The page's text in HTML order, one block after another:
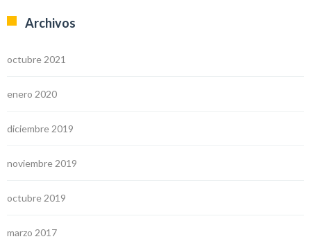
Archivos
octubre 2021
enero 2020
diciembre 2019
noviembre 2019
octubre 2019
marzo 2017